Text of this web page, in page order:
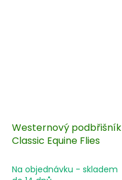
Westernový podbřišník
Classic Equine Flies
Na objednávku - skladem